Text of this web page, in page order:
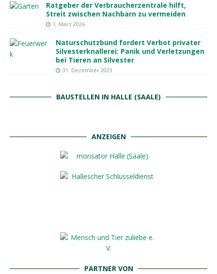
Ratgeber der Verbraucherzentrale hilft,
Streit zwischen Nachbarn zu vermeiden
1. März 2026
Naturschutzbund fordert Verbot privater
Silvesterknallerei: Panik und Verletzungen
bei Tieren an Silvester
31. Dezember 2023
BAUSTELLEN IN HALLE (SAALE)
ANZEIGEN
PARTNER VON